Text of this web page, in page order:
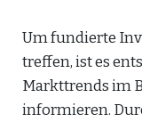
Um fundierte
treffen, ist es
Markttrends im
informieren.